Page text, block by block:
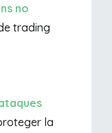
no
trading
la